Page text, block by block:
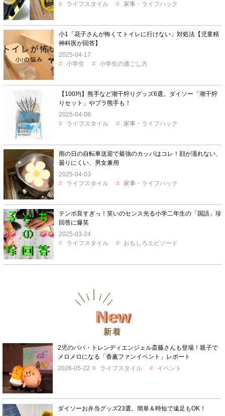
ライフスタイル
家事・ライフハック
小1「花子さんが怖くてトイレに行けない」対処法【児童精
神科医が回答】
2025-04-17
小学生
小学生の過ごし方
【100均】熊手など潮干狩りグッズ6選。ダイソー「潮干狩
りセット」やプラ熊手も！
2025-04-08
ライフスタイル
家事・ライフハック
雨の日の自転車送迎で最強のカッパはコレ！顔が濡れない、
曇りにくい、男女兼用
2025-04-03
ライフスタイル
家事・ライフハック
テンポ良すぎっ！笑いのセンス光る小学二年生の「国語」珍
回答に爆笑
2025-03-24
ライフスタイル
おもしろエピソード
New
新着
2児のパパ・トレンディエンジェル斎藤さんも登場！親子で
メロメロになる「香薫ファンイベント」レポート
2026-05-22
ライフスタイル イベント
ダイソーお弁当グッズ23選。簡単＆時短で遠足もOK！